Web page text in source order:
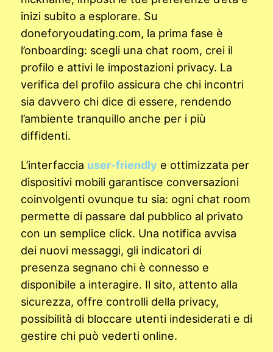
inizi subito a esplorare. Su
doneforyoudating.com, la prima fase è
l’onboarding: scegli una chat room, crei il
profilo e attivi le impostazioni privacy. La
verifica del profilo assicura che chi incontri
sia davvero chi dice di essere, rendendo
l’ambiente tranquillo anche per i più
diffidenti.
L’interfaccia user-friendly e ottimizzata per
dispositivi mobili garantisce conversazioni
coinvolgenti ovunque tu sia: ogni chat room
permette di passare dal pubblico al privato
con un semplice click. Una notifica avvisa
dei nuovi messaggi, gli indicatori di
presenza segnano chi è connesso e
disponibile a interagire. Il sito, attento alla
sicurezza, offre controlli della privacy,
possibilità di bloccare utenti indesiderati e di
gestire chi può vederti online.